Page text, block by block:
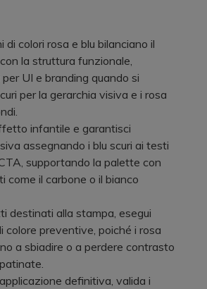
di colori rosa e blu bilanciano il
la struttura funzionale,
UI e branding quando si
per la gerarchia visiva e i rosa
infantile e garantisci
assegnando i blu scuri ai testi
supportando la palette con
come il carbone o il bianco
alla stampa, esegui
colore preventive, poiché i rosa
a sbiadire o a perdere contrasto
definitiva, valida i